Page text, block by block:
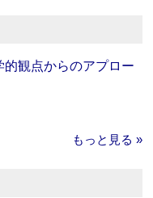
観点からのアプロー
もっと見る »